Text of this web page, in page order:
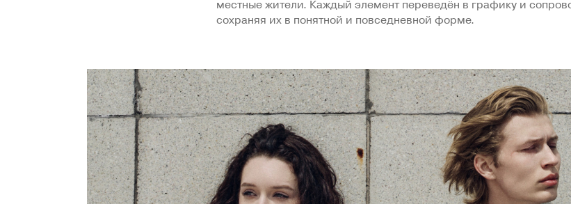
местные жители. Каждый элемент переведён в графику и
сохраняя их в понятной и повседневной форме.